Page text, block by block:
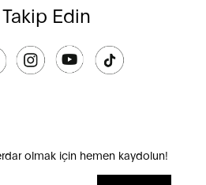
Edin
olmak için hemen kaydolun!